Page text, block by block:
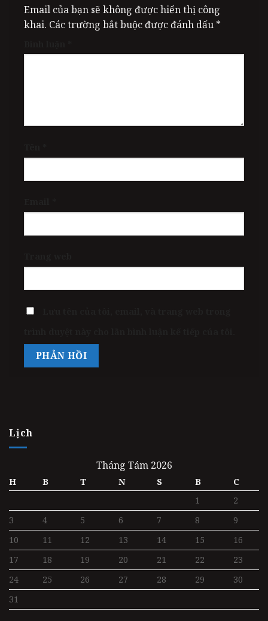
Email của bạn sẽ không được hiển thị công
khai. Các trường bắt buộc được đánh dấu *
Lịch
Tháng Tám 2026
H B T N S B
C
1
2
3
4 5 6 7 8
9
10
11 12 13 14 15
16
17
18 19 20 21 22
23
24
25 26 27 28 29
30
31